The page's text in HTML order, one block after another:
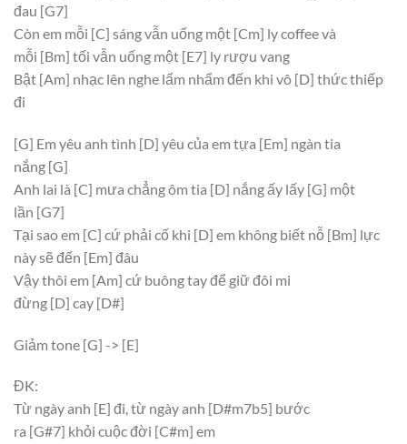
đau [G7]
Còn em mỗi [C] sáng vẫn uống một [Cm] ly coffee và
mỗi [Bm] tối vẫn uống một [E7] ly rượu vang
Bật [Am] nhạc lên nghe lẩm nhẩm đến khi vô [D] thức thiếp
đi
[G] Em yêu anh tình [D] yêu của em tựa [Em] ngàn tia
nắng [G]
Anh lai là [C] mưa chẳng ôm tia [D] nắng ấy lấy [G] một
lần [G7]
Tại sao em [C] cứ phải cố khi [D] em không biết nỗ [Bm] lực
này sẽ đến [Em] đâu
Vậy thôi em [Am] cứ buông tay để giữ đôi mi
đừng [D] cay [D#]
Giảm tone [G] -> [E]
ĐK:
Từ ngày anh [E] đi, từ ngày anh [D#m7b5] bước
ra [G#7] khỏi cuộc đời [C#m] em